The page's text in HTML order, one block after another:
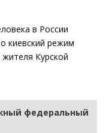
в России
киевский режим
Курской
федеральный